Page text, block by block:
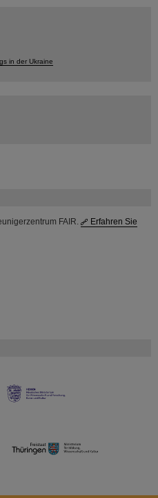
FAIR.
Erfahren Sie
in der Ukraine